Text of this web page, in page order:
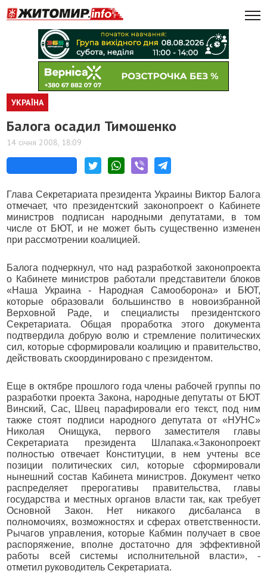
УКРАЇНА
Балога осадил Тимошенко
14 січня 2008, 18:09
Глава Секретариата президента Украины Виктор Балога
отмечает, что президентский законопроект о Кабинете
министров подписан народными депутатами, в том
числе от БЮТ, и не может быть существенно изменен
при рассмотрении коалицией.
Балога подчеркнул, что над разработкой законопроекта
о Кабинете министров работали представители блоков
«Наша Украина - Народная Самооборона» и БЮТ,
которые образовали большинство в новоизбранной
Верховной Раде, и специалисты президентского
Секретариата. Общая проработка этого документа
подтвердила добрую волю и стремление политических
сил, которые сформировали коалицию и правительство,
действовать скоординировано с президентом.
Еще в октябре прошлого года члены рабочей группы по
разработки проекта Закона, народные депутаты от БЮТ
Винский, Сас, Швец парафировали его текст, под ним
также стоят подписи народного депутата от «НУНС»
Николая Онищука, первого заместителя главы
Секретариата президента Шлапака.«Законопроект
полностью отвечает Конституции, в нем учтены все
позиции политических сил, которые сформировали
нынешний состав Кабинета министров. Документ четко
распределяет прерогативы правительства, главы
государства и местных органов власти так, как требует
Основной Закон. Нет никакого дисбаланса в
полномочиях, возможностях и сферах ответственности.
Рычагов управления, которые Кабмин получает в свое
распоряжение, вполне достаточно для эффективной
работы всей системы исполнительной власти», -
отметил руководитель Секретариата.